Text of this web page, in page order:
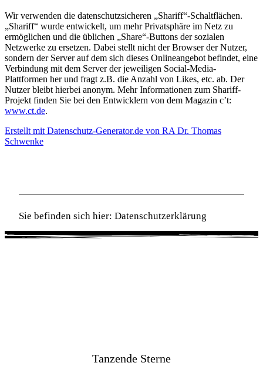
Wir verwenden die datenschutzsicheren „Shariff“-Schaltflächen.
„Shariff“ wurde entwickelt, um mehr Privatsphäre im Netz zu
ermöglichen und die üblichen „Share“-Buttons der sozialen
Netzwerke zu ersetzen. Dabei stellt nicht der Browser der Nutzer,
sondern der Server auf dem sich dieses Onlineangebot befindet, eine
Verbindung mit dem Server der jeweiligen Social-Media-
Plattformen her und fragt z.B. die Anzahl von Likes, etc. ab. Der
Nutzer bleibt hierbei anonym. Mehr Informationen zum Shariff-
Projekt finden Sie bei den Entwicklern von dem Magazin c’t:
www.ct.de.
Erstellt mit Datenschutz-Generator.de von RA Dr. Thomas
Schwenke
Sie befinden sich hier: Datenschutzerklärung
Tanzende Sterne